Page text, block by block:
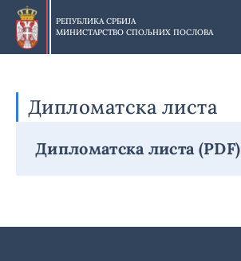
Прескочи
главни
део
РЕПУБЛИКА СРБИЈА
МИНИСТАРСТВО СПОЉНИХ ПОСЛОВА
Дипломатска листа
Дипломатска листа (PDF)